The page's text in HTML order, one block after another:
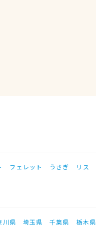
フェレット うさぎ リス
川県 埼玉県 千葉県 栃木県